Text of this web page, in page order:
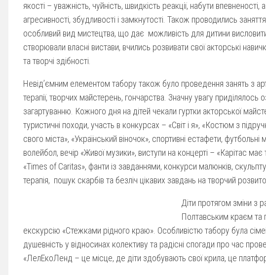
якості – уважність, чуйність, швидкість реакції, набути
агресивності, збудливості і замкнутості. Також проводились
особливий вид мистецтва, що дає можливість для дитини
створювали власні вистави, вчились розвивати свої акторські
та творчі здібності.
Невід’ємним елементом табору також було проведення занять з арт-
терапії, творчих майстерень, гончарства. Значну увагу приділялось
загартуванню. Кожного дня на дітей чекали гуртки акторської
туристичні походи, участь в конкурсах – «Світ і я», «Костюм з
свого міста», «Український віночок», спортивні естафети, футбольні
волейбол, вечір «Живої музики», виступи на концерті – «Карітас
«Times of Caritas», фанти із завданнями, конкурси малюнків,
терапія, пошук скарбів та безліч цікавих завдань на творчий
Діти протягом зміни з
Полтавським краєм та
екскурсію «Стежками рідного краю». Особливістю табору була
душевність у відносинах колективу та радісні спогади про час
«ЛелЕкоЛенд – це місце, де діти здобувають свої крила, це